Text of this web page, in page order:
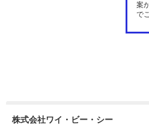
案
で
株式会社ワイ・ビー・シー